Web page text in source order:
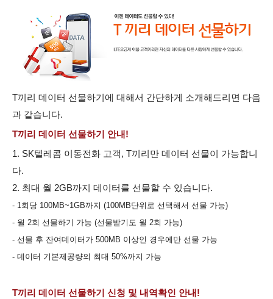
T끼리 데이터 선물하기에 대해서 간단하게 소개해드리면 다음
과 같습니다.
T끼리 데이터 선물하기 안내!
1. SK텔레콤 이동전화 고객, T끼리만 데이터 선물이 가능합니
다.
2. 최대 월 2GB까지 데이터를 선물할 수 있습니다.
- 1회당 100MB~1GB까지 (100MB단위로 선택해서 선물 가능)
- 월 2회 선물하기 가능 (선물받기도 월 2회 가능)
- 선물 후 잔여데이터가 500MB 이상인 경우에만 선물 가능
- 데이터 기본제공량의 최대 50%까지 가능
T끼리 데이터 선물하기 신청 및 내역확인 안내!